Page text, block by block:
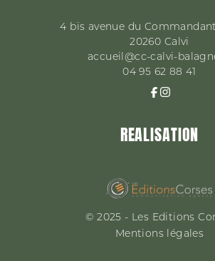
4 bis avenue du
20260 Calvi
accueil@cc-calvi-
04 95 62 88 41
REALISATION
© 2025 - Les Editions
Mentions légales